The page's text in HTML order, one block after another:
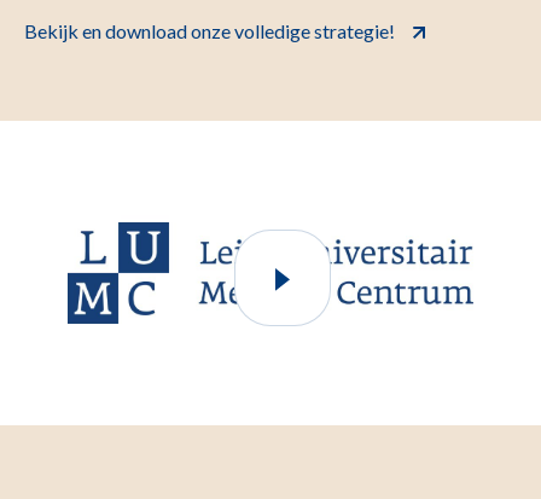
Bekijk en download onze volledige strategie!